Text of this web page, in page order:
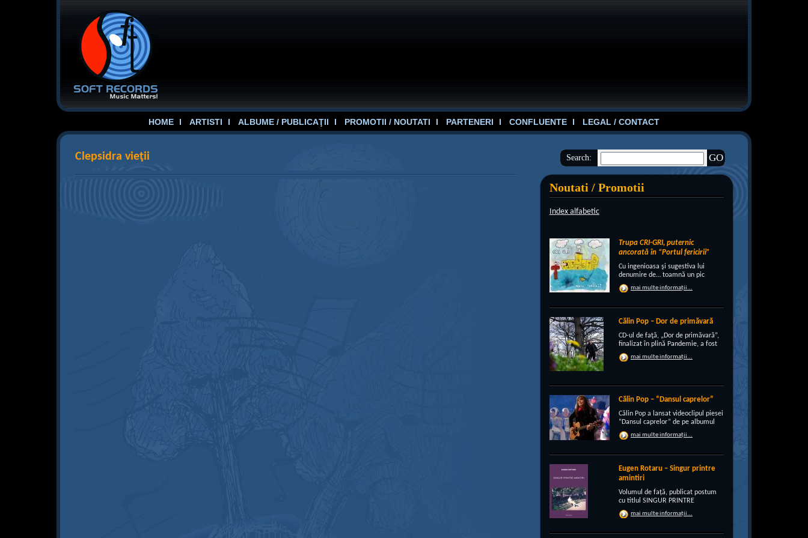
HOME ARTISTI ALBUME / PUBLICAŢII PROMOTII / NOUTATI PARTENERI CONFLUENTE LEGAL / CONTACT
Search:
Noutati / Promotii
Index alfabetic
Trupa CRI-GRI, puternic
ancorată în “Portul fericirii”
Cu ingenioasa şi sugestiva lui
denumire de… toamnă un pic
“încruntată”, elegant suprapusă
unei existenţe de peste un sfert de
voios anotimpul ruginiu al
melancoliilor de tot soiul, cu un nou
[…]
mai multe informații...
Călin Pop – Dor de primăvară
CD-ul de faţă, „Dor de primăvară”,
finalizat în plină Pandemie, a fost
conceput, pe de-a intregul, de
rocker-ul Călin Pop, inconfundabil
publică electrizantă, de
experimentat vocalist […]
mai multe informații...
Călin Pop – “Dansul caprelor”
Călin Pop a lansat videoclipul piesei
“Dansul caprelor” de pe albumul
“Ritual de iarnă”. Premiera a avut
loc pe 27.12.2020 pe canalul
Jocul caprei este un obicei întâlnit
în perioada […]
mai multe informații...
Eugen Rotaru – Singur printre
amintiri
Volumul de față, publicat postum
cu titlul SINGUR PRINTRE
AMINTIRI, este o confesiune a lui
Eugen Rotaru despre bunii lui
unul, și l-au lăsat din ce în ce mai
mai multe informații...
Clepsidra vieţii